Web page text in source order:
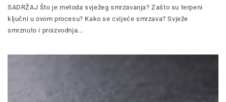
SADRŽAJ Što je metoda svježeg smrzavanja? Zašto su terpeni
ključni u ovom procesu? Kako se cvijeće smrzava? Svježe
smrznuto i proizvodnja...